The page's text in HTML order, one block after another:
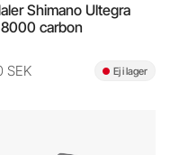
Shimano Ultegra
carbon
SEK Ej i lager